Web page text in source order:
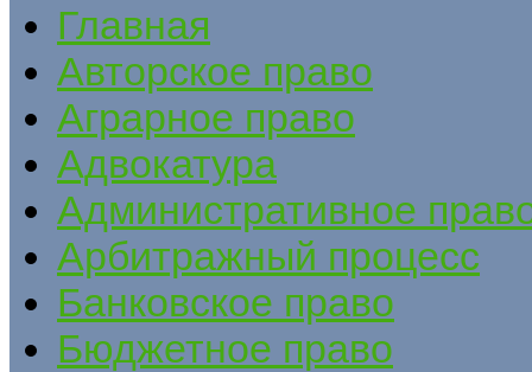
Главная
Авторское право
Аграрное право
Адвокатура
Административное
Арбитражный процесс
Банковское право
Бюджетное право